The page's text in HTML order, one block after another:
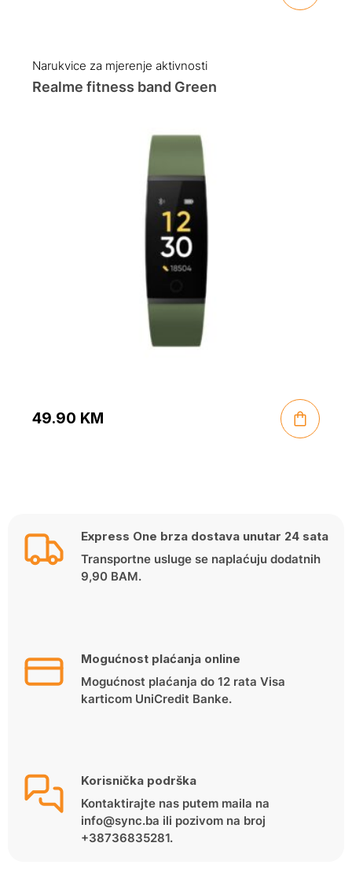
Narukvice za mjerenje aktivnosti
Realme fitness band Green
49.90 KM
Express One brza dostava unutar 24 sata
Transportne usluge se naplaćuju dodatnih
9,90 BAM.
Mogućnost plaćanja online
Mogućnost plaćanja do 12 rata Visa
karticom UniCredit Banke.
Korisnička podrška
Kontaktirajte nas putem maila na
info@sync.ba ili pozivom na broj
+38736835281.